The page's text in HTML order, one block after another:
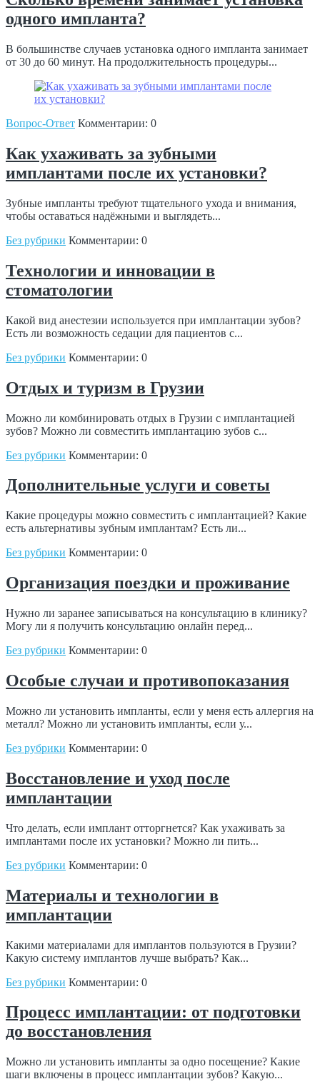
одного импланта?
В большинстве случаев установка одного импланта занимает
от 30 до 60 минут. На продолжительность процедуры...
Вопрос-Ответ Комментарии: 0
Как ухаживать за зубными
имплантами после их установки?
Зубные импланты требуют тщательного ухода и внимания,
чтобы оставаться надёжными и выглядеть...
Без рубрики Комментарии: 0
Технологии и инновации в
стоматологии
Какой вид анестезии используется при имплантации зубов?
Есть ли возможность седации для пациентов с...
Без рубрики Комментарии: 0
Отдых и туризм в Грузии
Можно ли комбинировать отдых в Грузии с имплантацией
зубов? Можно ли совместить имплантацию зубов с...
Без рубрики Комментарии: 0
Дополнительные услуги и советы
Какие процедуры можно совместить с имплантацией? Какие
есть альтернативы зубным имплантам? Есть ли...
Без рубрики Комментарии: 0
Организация поездки и проживание
Нужно ли заранее записываться на консультацию в клинику?
Могу ли я получить консультацию онлайн перед...
Без рубрики Комментарии: 0
Особые случаи и противопоказания
Можно ли установить импланты, если у меня есть аллергия на
металл? Можно ли установить импланты, если у...
Без рубрики Комментарии: 0
Восстановление и уход после
имплантации
Что делать, если имплант отторгнется? Как ухаживать за
имплантами после их установки? Можно ли пить...
Без рубрики Комментарии: 0
Материалы и технологии в
имплантации
Какими материалами для имплантов пользуются в Грузии?
Какую систему имплантов лучше выбрать? Как...
Без рубрики Комментарии: 0
Процесс имплантации: от подготовки
до восстановления
Можно ли установить импланты за одно посещение? Какие
шаги включены в процесс имплантации зубов? Какую...